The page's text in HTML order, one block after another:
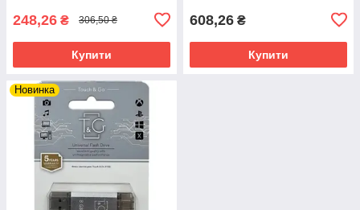
248,26 ₴ 306,50 ₴
Купити
608,26 ₴
Купити
Новинка